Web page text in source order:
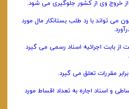
خروج وی از کشور جلوگیری می‌ شود.
تواند با رد طلب بستانکار مال مورد
بابت اجرائیه اسناد رسمی می‌ گیرد
مقررات تعلق می‌ گیرد.
و اسناد اجاره به تعداد اقساط مورد